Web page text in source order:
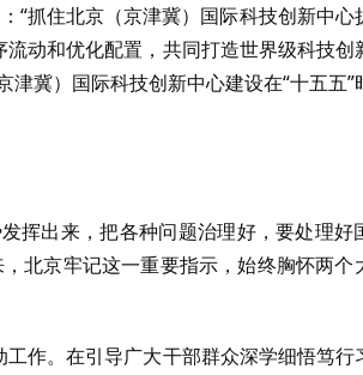
“抓住北京（京津冀）国际科技创新中心
动和优化配置，共同打造世界级科技创
冀）国际科技创新中心建设在“十五五”
挥出来，把各种问题治理好，要处理好
北京牢记这一重要指示，始终胸怀两个
作。在引导广大干部群众深学细悟笃行